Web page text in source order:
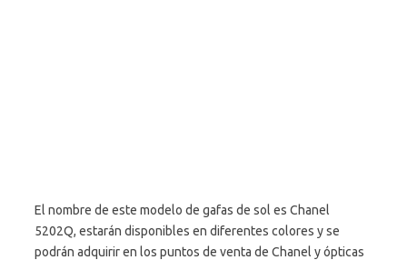
El nombre de este modelo de gafas de sol es Chanel
5202Q, estarán disponibles en diferentes colores y se
podrán adquirir en los puntos de venta de Chanel y ópticas